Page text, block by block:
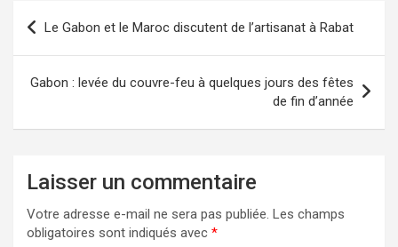
Navigation
de
l’article
Le Gabon et le Maroc discutent de l’artisanat à Rabat
Gabon : levée du couvre-feu à quelques jours des fêtes
de fin d’année
Laisser un commentaire
Votre adresse e-mail ne sera pas publiée. Les champs
obligatoires sont indiqués avec *